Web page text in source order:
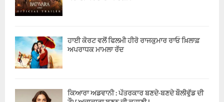
ਹਾਈ ਕੋਰਟ ਵਲੋਂ ਫਿਲਮੀ ਹੀਰੋ ਰਾਜਕੁਮਾਰ ਰਾਓ ਖ਼ਿਲਾਫ਼
ਅਪਰਾਧਕ ਮਾਮਲਾ ਰੱਦ
ਕਿਆਰਾ ਅਡਵਾਨੀ : ਪੱਤਰਕਾਰ ਬਣਦੇ-ਬਣਦੇ ਬੌਲੀਵੁੱਡ ਦੀ